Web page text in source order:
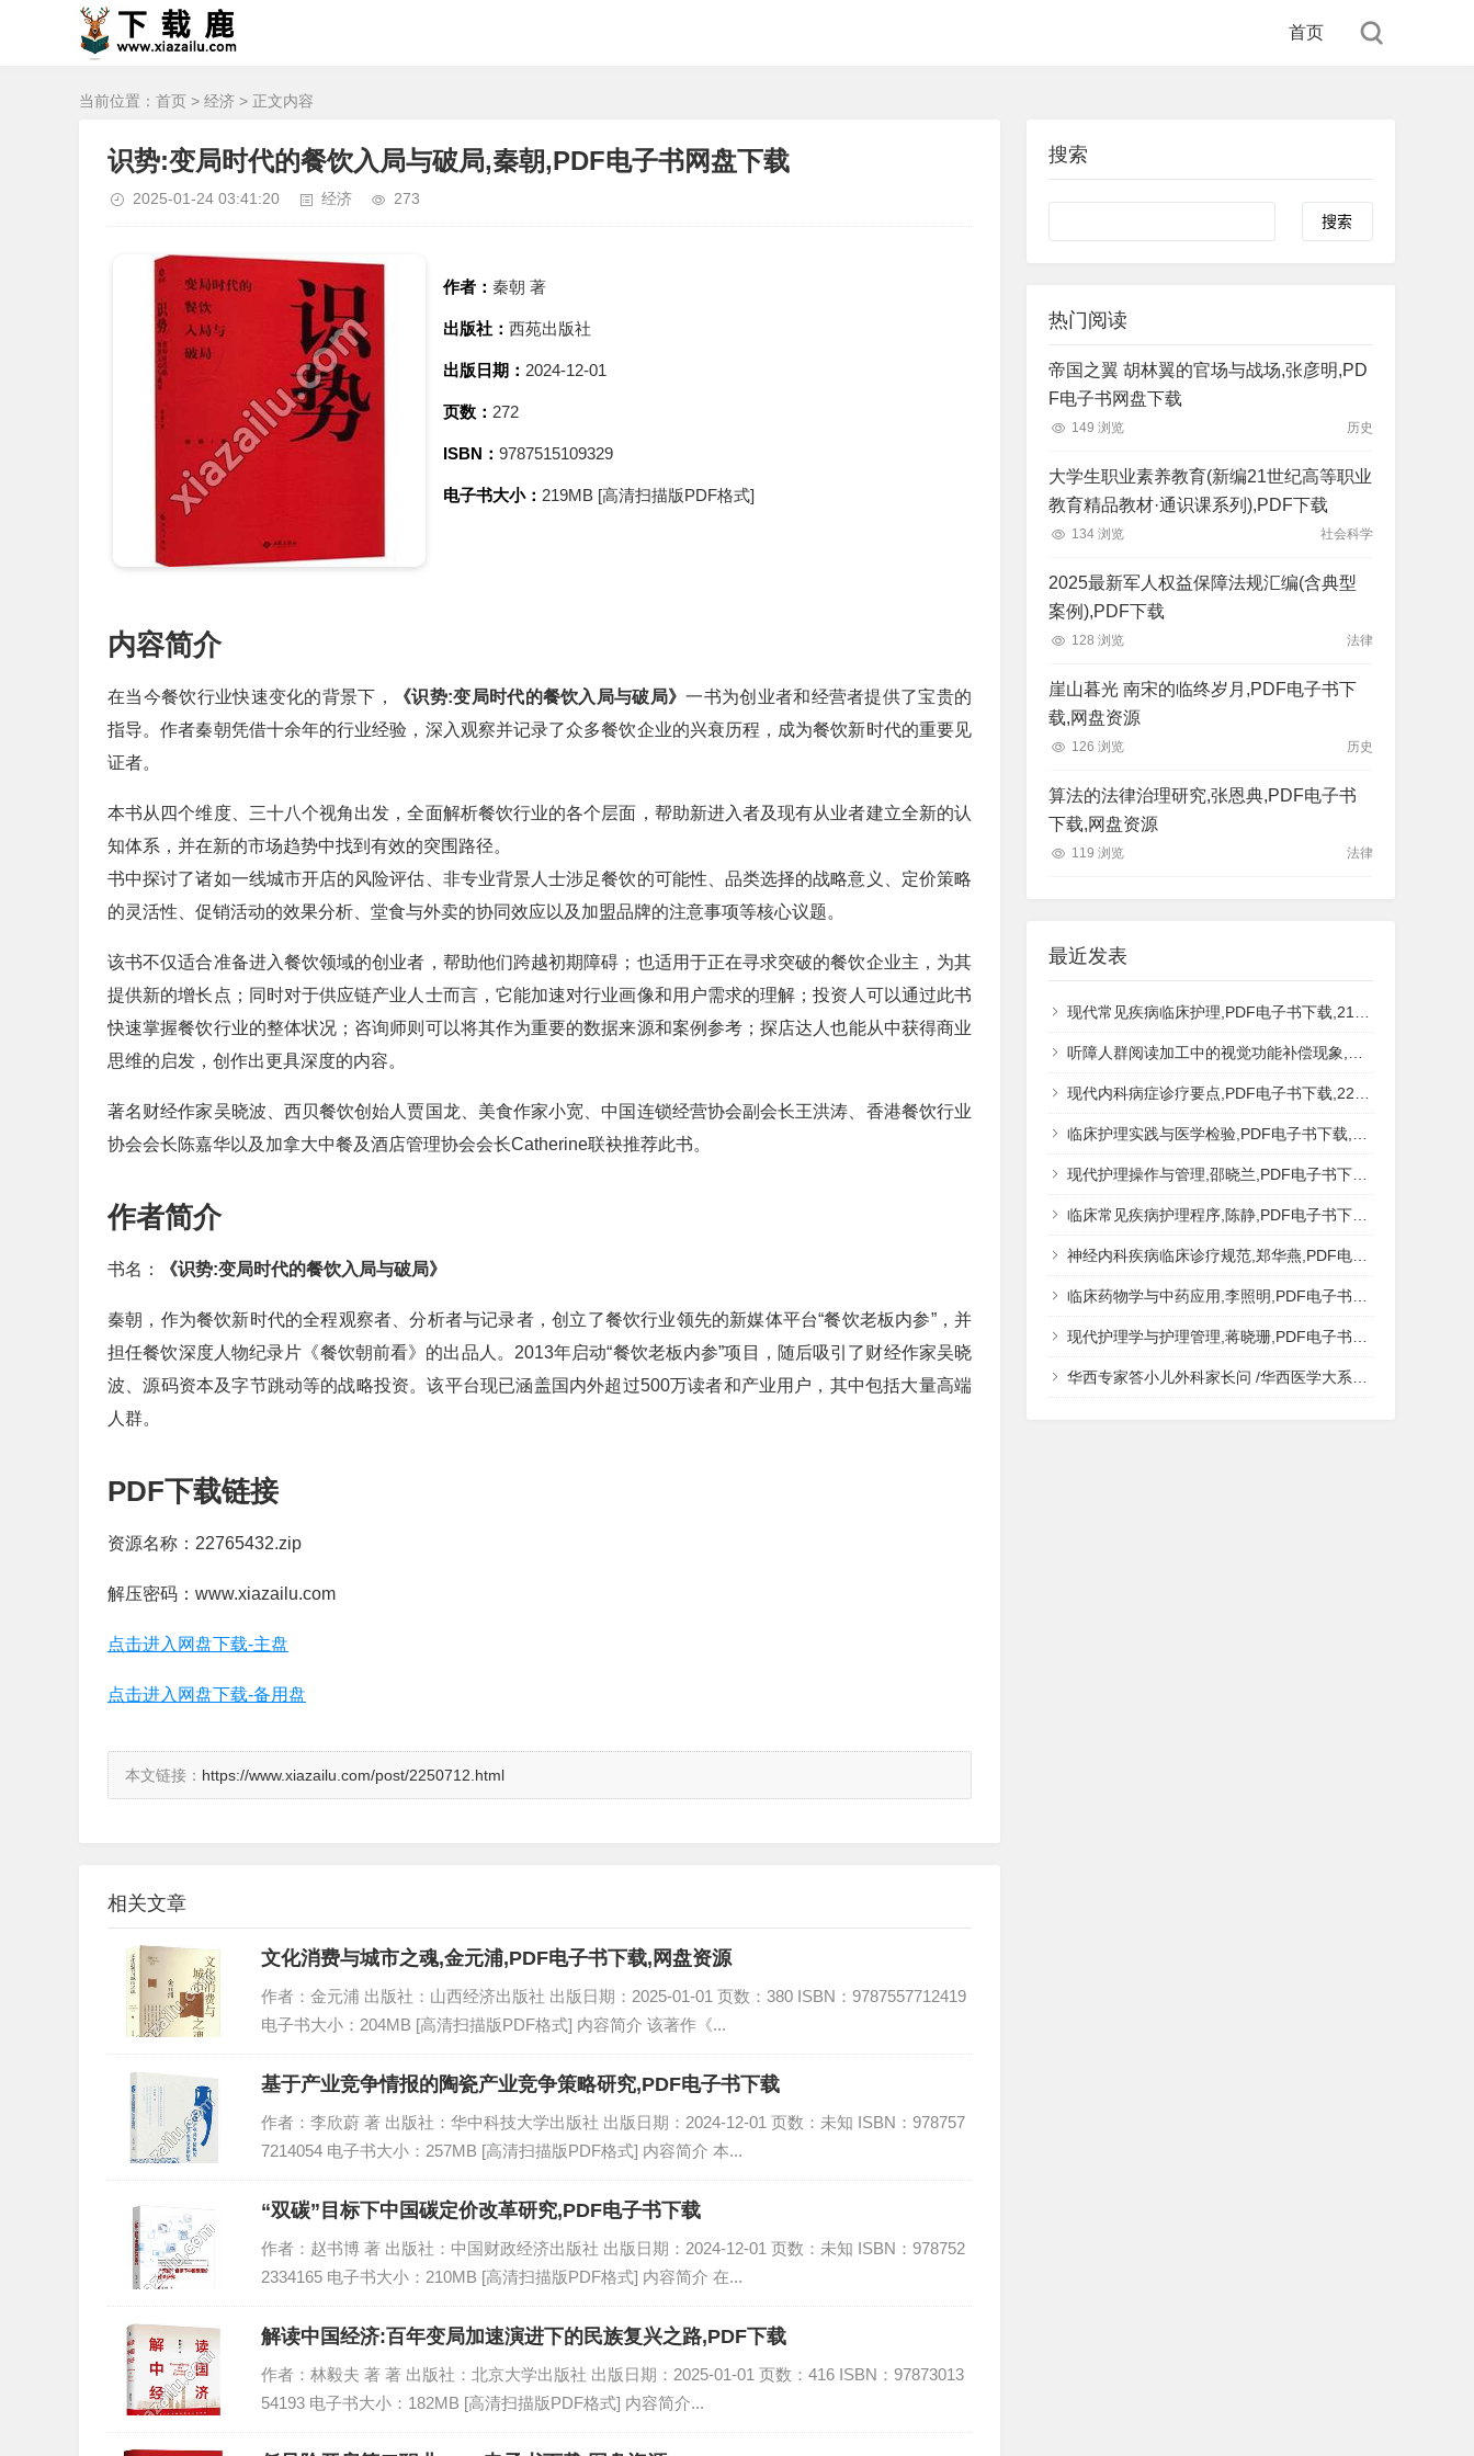
首页
当前位置： 首页 > 经济 > 正文内容
识势:变局时代的餐饮入局与破局,秦朝,PDF电子书网盘下载
2025-01-24 03:41:20 经济 273
作者： 秦朝 著
出版社： 西苑出版社
出版日期： 2024-12-01
页数： 272
ISBN： 9787515109329
电子书大小： 219MB [高清扫描版PDF格式]
内容简介
在当今餐饮行业快速变化的背景下， 《识势:变局时代的餐饮入局与破局》一书为创业者和经营者提供了宝贵的
指导。作者秦朝凭借十余年的行业经验，深入观察并记录了众多餐饮企业的兴衰历程，成为餐饮新时代的重要见
证者。
本书从四个维度、三十八个视角出发，全面解析餐饮行业的各个层面，帮助新进入者及现有从业者建立全新的认
知体系，并在新的市场趋势中找到有效的突围路径。
书中探讨了诸如一线城市开店的风险评估、非专业背景人士涉足餐饮的可能性、品类选择的战略意义、定价策略
的灵活性、促销活动的效果分析、堂食与外卖的协同效应以及加盟品牌的注意事项等核心议题。
该书不仅适合准备进入餐饮领域的创业者，帮助他们跨越初期障碍；也适用于正在寻求突破的餐饮企业主，为其
提供新的增长点；同时对于供应链产业人士而言，它能加速对行业画像和用户需求的理解；投资人可以通过此书
快速掌握餐饮行业的整体状况；咨询师则可以将其作为重要的数据来源和案例参考；探店达人也能从中获得商业
思维的启发，创作出更具深度的内容。
著名财经作家吴晓波、西贝餐饮创始人贾国龙、美食作家小宽、中国连锁经营协会副会长王洪涛、香港餐饮行业
协会会长陈嘉华以及加拿大中餐及酒店管理协会会长Catherine联袂推荐此书。
作者简介
书名： 《识势:变局时代的餐饮入局与破局》
秦朝，作为餐饮新时代的全程观察者、分析者与记录者，创立了餐饮行业领先的新媒体平台“餐饮老板内参”，并
担任餐饮深度人物纪录片《餐饮朝前看》的出品人。2013年启动“餐饮老板内参”项目，随后吸引了财经作家吴晓
波、源码资本及字节跳动等的战略投资。该平台现已涵盖国内外超过500万读者和产业用户，其中包括大量高端
人群。
PDF下载链接
资源名称：22765432.zip
解压密码：www.xiazailu.com
点击进入网盘下载-主盘
点击进入网盘下载-备用盘
本文链接： https://www.xiazailu.com/post/2250712.html
相关文章
文化消费与城市之魂,金元浦,PDF电子书下载,网盘资源
作者：金元浦 出版社：山西经济出版社 出版日期：2025-01-01 页数：380 ISBN：9787557712419
电子书大小：204MB [高清扫描版PDF格式] 内容简介 该著作《...
基于产业竞争情报的陶瓷产业竞争策略研究,PDF电子书下载
作者：李欣蔚 著 出版社：华中科技大学出版社 出版日期：2024-12-01 页数：未知 ISBN：978757
7214054 电子书大小：257MB [高清扫描版PDF格式] 内容简介 本...
“双碳”目标下中国碳定价改革研究,PDF电子书下载
作者：赵书博 著 出版社：中国财政经济出版社 出版日期：2024-12-01 页数：未知 ISBN：978752
2334165 电子书大小：210MB [高清扫描版PDF格式] 内容简介 在...
解读中国经济:百年变局加速演进下的民族复兴之路,PDF下载
作者：林毅夫 著 著 出版社：北京大学出版社 出版日期：2025-01-01 页数：416 ISBN：97873013
54193 电子书大小：182MB [高清扫描版PDF格式] 内容简介...
搜索
Search
热门阅读
帝国之翼 胡林翼的官场与战场,张彦明,PD
F电子书网盘下载
149 浏览 历史
大学生职业素养教育(新编21世纪高等职业
教育精品教材·通识课系列),PDF下载
134 浏览 社会科学
2025最新军人权益保障法规汇编(含典型
案例),PDF下载
128 浏览 法律
崖山暮光 南宋的临终岁月,PDF电子书下
载,网盘资源
126 浏览 历史
算法的法律治理研究,张恩典,PDF电子书
下载,网盘资源
119 浏览 法律
最近发表
现代常见疾病临床护理,PDF电子书下载,217MB,网盘资源
听障人群阅读加工中的视觉功能补偿现象,秦钊,PDF电子书下载,网盘资源
现代内科病症诊疗要点,PDF电子书下载,223MB,网盘资源
临床护理实践与医学检验,PDF电子书下载,193MB,网盘资源
现代护理操作与管理,邵晓兰,PDF电子书下载,242MB,网盘资源
临床常见疾病护理程序,陈静,PDF电子书下载,185MB,网盘资源
神经内科疾病临床诊疗规范,郑华燕,PDF电子书下载,188MB,网盘资源
临床药物学与中药应用,李照明,PDF电子书下载,202MB,网盘资源
现代护理学与护理管理,蒋晓珊,PDF电子书下载,223MB,网盘资源
华西专家答小儿外科家长问 /华西医学大系?医学科普,PDF电子书网盘下载